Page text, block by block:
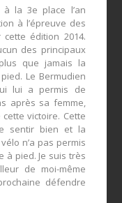
la 3e place l’an
à l’épreuve des
édition 2014.
des principaux
que jamais la
Le Bermudien
lui a permis de
après sa femme,
victoire. Cette
sentir bien et la
n’a pas permis
à pied. Je suis très
de moi-même
défendre